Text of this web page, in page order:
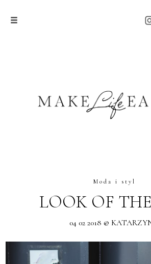
Moda i styl
LOOK OF
04 02 2018 @